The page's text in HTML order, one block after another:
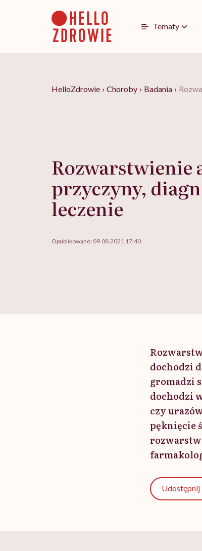
Tematy
HelloZdrowie › Choroby › Badania ›
Rozwarstwienie
przyczyny,
leczenie
Opublikowano: 09.08.2021 17:40
dochodzi
gromadzi
dochodzi
czy
pęknięcie
Udostępnij